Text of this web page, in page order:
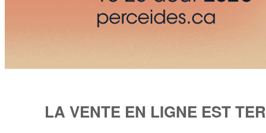
LA VENTE EN LIGNE EST